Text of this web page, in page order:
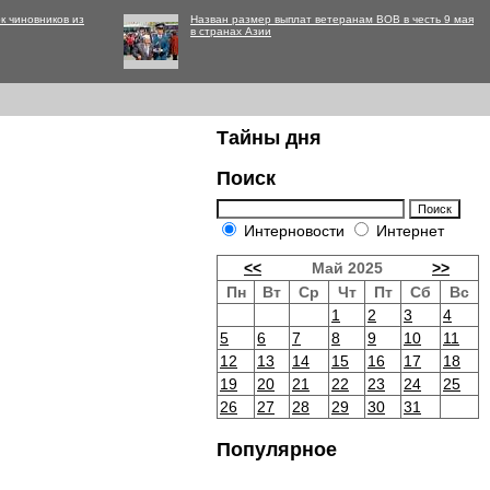
чиновников из
Назван размер выплат ветеранам ВОВ в честь 9 мая
в странах Азии
Тайны дня
Поиск
Интерновости Интернет
<< Май 2025
>>
Пн
Вт Ср Чт Пт Сб
Вс
1
2 3
4
5
6 7 8 9 10
11
12
13 14 15 16 17
18
19
20 21 22 23 24
25
26
27 28 29 30 31
Популярное